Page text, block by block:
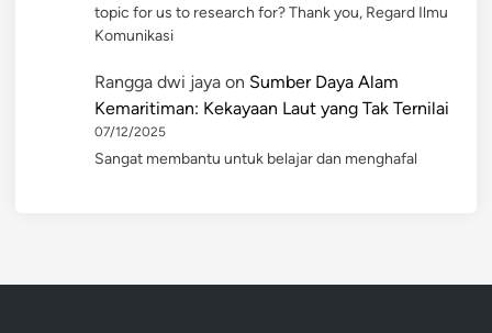
topic for us to research for? Thank you, Regard Ilmu
Komunikasi
Rangga dwi jaya on Sumber Daya Alam
Kemaritiman: Kekayaan Laut yang Tak Ternilai
07/12/2025
Sangat membantu untuk belajar dan menghafal